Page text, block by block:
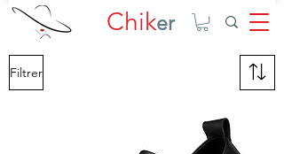
Chiker
Filtrer